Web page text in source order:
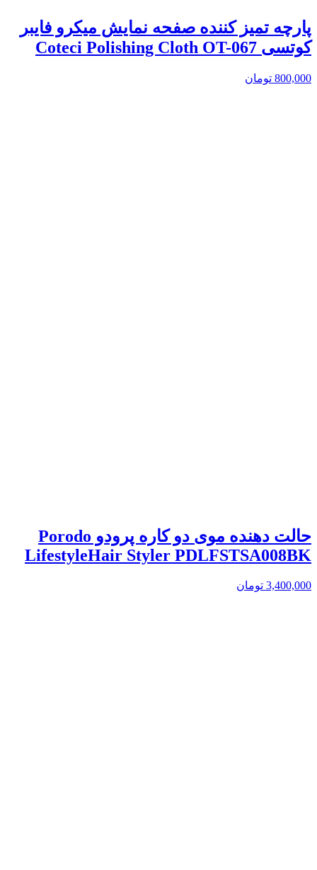
پارچه تمیز کننده صفحه نمایش میکرو فایبر
کوتسی Coteci Polishing Cloth OT-067
800,000 تومان
حالت دهنده موی دو کاره پرودو Porodo
LifestyleHair Styler PDLFSTSA008BK
3,400,000 تومان